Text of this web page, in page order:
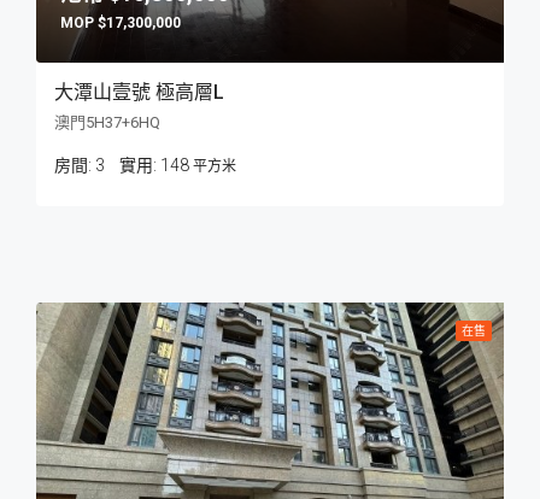
$17,300,000
大潭山壹號 極高層L
澳門5H37+6HQ
房間: 3 148 平方米
在售